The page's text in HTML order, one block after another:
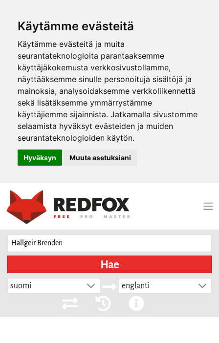
Käytämme evästeitä
Käytämme evästeitä ja muita
seurantateknologioita parantaaksemme
käyttäjäkokemusta verkkosivustollamme,
näyttääksemme sinulle personoituja sisältöjä ja
mainoksia, analysoidaksemme verkkoliikennettä
sekä lisätäksemme ymmärrystämme
käyttäjiemme sijainnista. Jatkamalla sivustomme
selaamista hyväksyt evästeiden ja muiden
seurantateknologioiden käytön.
Hyväksyn Muuta asetuksiani
Hae
suomi englanti